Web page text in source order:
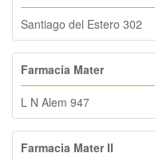
Santiago del Estero 302
Farmacia Mater
L N Alem 947
Farmacia Mater II